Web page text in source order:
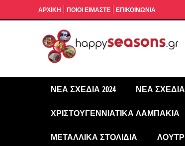
ΑΡΧΙΚΉ ΠΟΙΟΙ ΕΙΜΑΣΤΕ ΕΠΙΚΟΙΝΩΝΙΑ
ΝΈΑ ΣΧΈΔΙΑ 2024 ΝΈΑ ΣΧΈΔΙΑ
ΧΡΙΣΤΟΥΓΕΝΝΙΆΤΙΚΑ ΛΑΜΠΆΚΙΑ
ΜΕΤΑΛΛΙΚΆ ΣΤΟΛΊΔΙΑ